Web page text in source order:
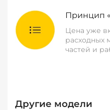
Принцип
Цена уже
расходных
частей и
Другие модели